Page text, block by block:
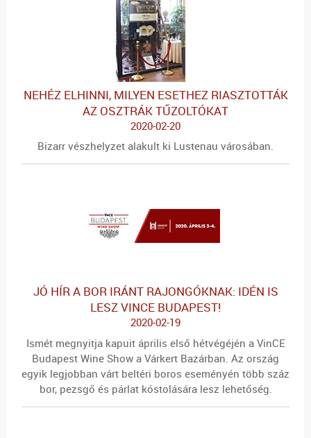
NEHÉZ ELHINNI, MILYEN ESETHEZ RIASZTOTTÁK
AZ OSZTRÁK TŰZOLTÓKAT
2020-02-20
Bizarr vészhelyzet alakult ki Lustenau városában.
JÓ HÍR A BOR IRÁNT RAJONGÓKNAK: IDÉN IS
LESZ VINCE BUDAPEST!
2020-02-19
Ismét megnyitja kapuit április első hétvégéjén a VinCE
Budapest Wine Show a Várkert Bazárban. Az ország
egyik legjobban várt beltéri boros eseményén több száz
bor, pezsgő és párlat kóstolására lesz lehetőség.